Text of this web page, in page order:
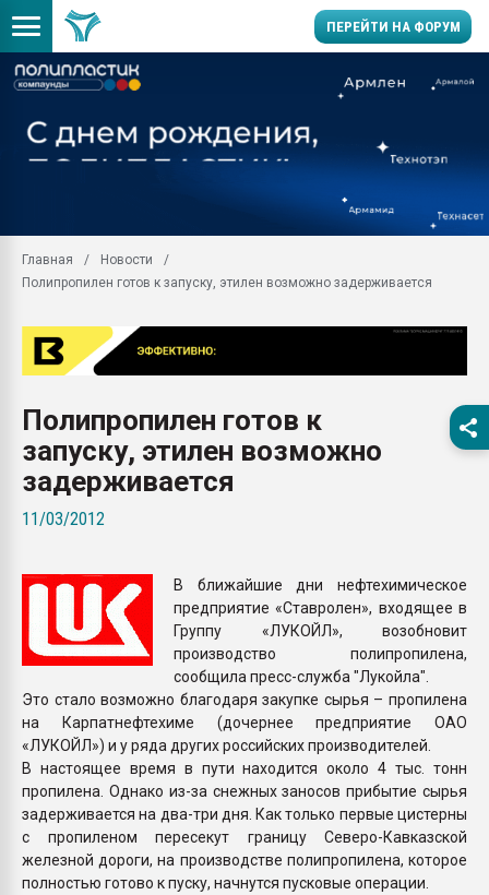
ПЕРЕЙТИ НА ФОРУМ
заводу пластмасс"
28.07.2026
28.07.2026
ПЕРЕЙТИ НА
Главная
Новости
Полипропилен готов к запуску, этилен возможно задерживается
Полипропилен готов к
запуску, этилен возможно
задерживается
11/03/2012
В ближайшие дни нефтехимическое
предприятие «Ставролен», входящее в
Группу «ЛУКОЙЛ», возобновит
производство полипропилена,
сообщила пресс-служба "Лукойла".
Это стало возможно благодаря закупке сырья – пропилена
на Карпатнефтехиме (дочернее предприятие ОАО
«ЛУКОЙЛ») и у ряда других российских производителей.
В настоящее время в пути находится около 4 тыс. тонн
пропилена. Однако из-за снежных заносов прибытие сырья
задерживается на два-три дня. Как только первые цистерны
с пропиленом пересекут границу Северо-Кавказcкой
железной дороги, на производстве полипропилена, которое
полностью готово к пуску, начнутся пусковые операции.